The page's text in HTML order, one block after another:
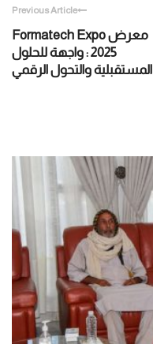
Previous Article
معرض Formatech Expo
2025 : واجهة للحلول
المستقبلية والتحول الرقمي